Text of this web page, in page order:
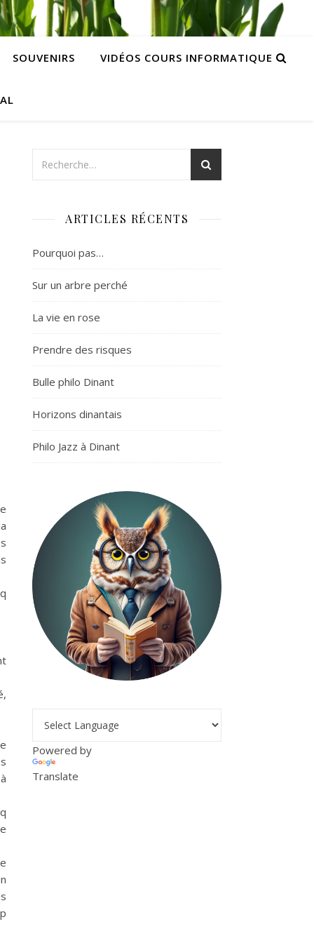
SOUVENIRS VIDÉOS COURS INFORMATIQUE
ARTICLES RÉCENTS
Pourquoi pas…
Sur un arbre perché
La vie en rose
Prendre des risques
Bulle philo Dinant
Horizons dinantais
Philo Jazz à Dinant
Powered by
Translate